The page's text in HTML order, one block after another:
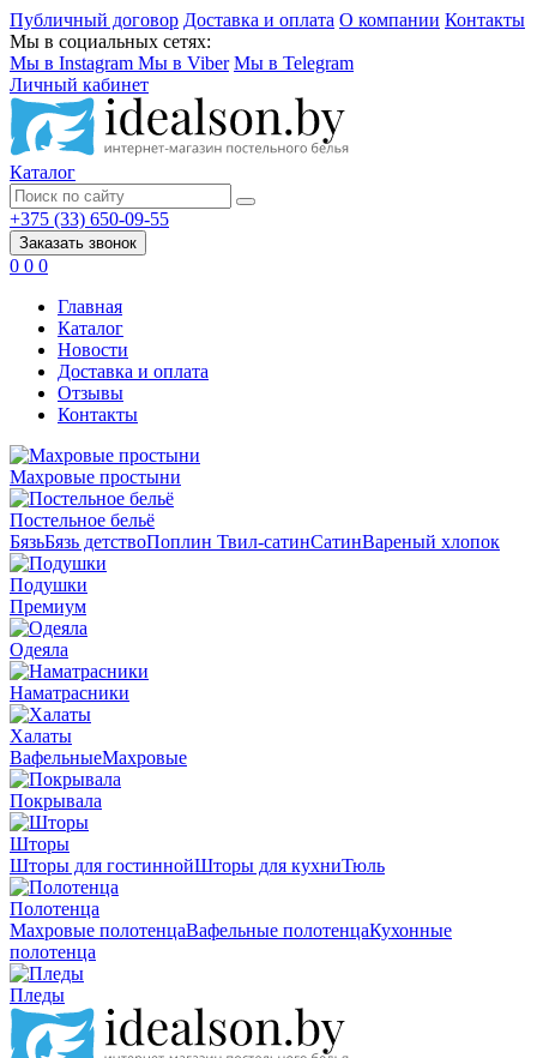
Публичный договор Доставка и оплата О компании Контакты
Мы в социальных сетях:
Мы в Instagram Мы в Viber Мы в Telegram
Личный кабинет
Каталог
+375 (33) 650-09-55
Заказать звонок
0 0 0
Главная
Каталог
Новости
Доставка и оплата
Отзывы
Контакты
Махровые простыни
Постельное бельё
БязьБязь детствоПоплин Твил-сатинСатинВареный хлопок
Подушки
Премиум
Одеяла
Наматрасники
Халаты
ВафельныеМахровые
Покрывала
Шторы
Шторы для гостиннойШторы для кухниТюль
Полотенца
Махровые полотенцаВафельные полотенцаКухонные
полотенца
Пледы